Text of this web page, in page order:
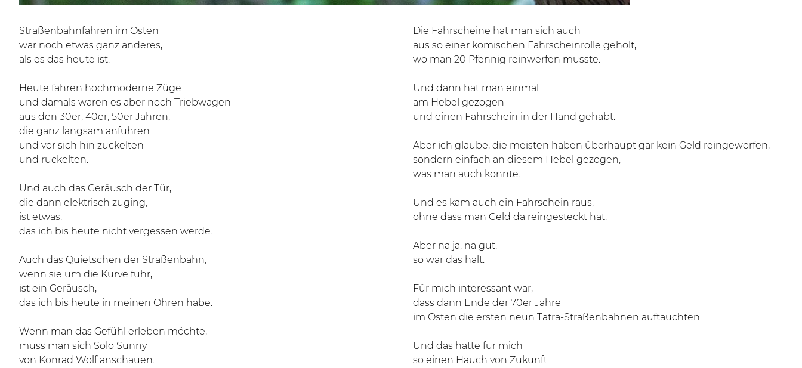
Straßenbahnfahren im Osten
war noch etwas ganz anderes,
als es das heute ist.
Heute fahren hochmoderne Züge
und damals waren es aber noch Triebwagen
aus den 30er, 40er, 50er Jahren,
die ganz langsam anfuhren
und vor sich hin zuckelten
und ruckelten.
Und auch das Geräusch der Tür,
die dann elektrisch zuging,
ist etwas,
das ich bis heute nicht vergessen werde.
Auch das Quietschen der Straßenbahn,
wenn sie um die Kurve fuhr,
ist ein Geräusch,
das ich bis heute in meinen Ohren habe.
Wenn man das Gefühl erleben möchte,
muss man sich Solo Sunny
von Konrad Wolf anschauen.
Die Fahrscheine hat man sich auch
aus so einer komischen Fahrscheinrolle geholt,
wo man 20 Pfennig reinwerfen musste.
Und dann hat man einmal
am Hebel gezogen
und einen Fahrschein in der Hand gehabt.
Aber ich glaube, die meisten haben überhaupt gar kein Geld reingeworfen,
sondern einfach an diesem Hebel gezogen,
was man auch konnte.
Und es kam auch ein Fahrschein raus,
ohne dass man Geld da reingesteckt hat.
Aber na ja, na gut,
so war das halt.
Für mich interessant war,
dass dann Ende der 70er Jahre
im Osten die ersten neun Tatra-Straßenbahnen auftauchten.
Und das hatte für mich
so einen Hauch von Zukunft